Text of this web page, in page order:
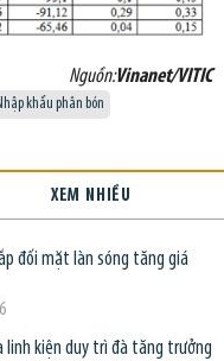
Nguồn:Vinanet/VITIC
khẩu phân bón
XEM NHIỀU
đối mặt làn sóng tăng giá
linh kiện duy trì đà tăng trưởng